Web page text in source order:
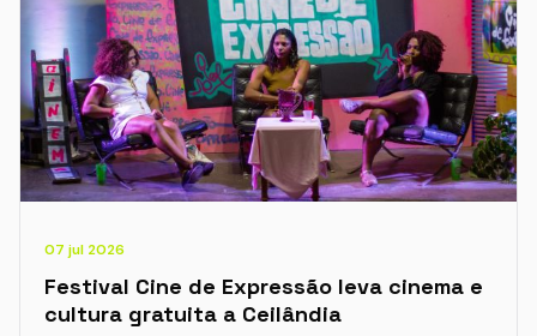
07 jul 2026
Festival Cine de Expressão leva cinema e
cultura gratuita a Ceilândia